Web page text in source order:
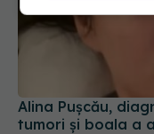
Alina Pușcău,
tumori și boala a